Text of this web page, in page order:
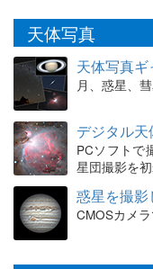
天体写真
天体写真
月、惑星、
デジタル
PCソフトで
星団撮影を
惑星を撮影
CMOSカメ